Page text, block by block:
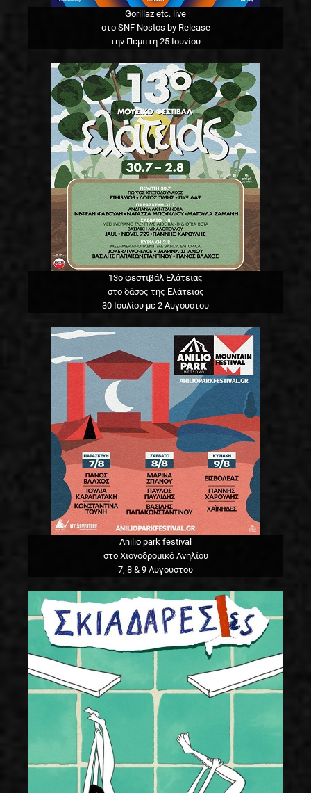
Gorillaz etc. live
στο SNF Nostos by Release
την Πέμπτη 25 Ιουνίου
13o φεστιβάλ Ελάτειας
στο δάσος της Ελάτειας
30 Ιουλίου με 2 Αυγούστου
Anilio park festival
στο Χιονοδρομικό Ανηλίου
7, 8 & 9 Αυγούστου